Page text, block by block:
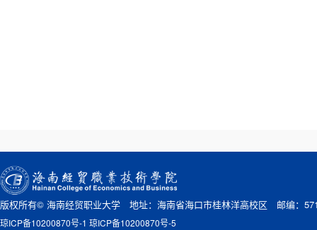
版权所有© 海南经贸职业大学 地址：海南省海口市桂林洋高校区 邮编：
琼ICP备10200870号-1 琼ICP备10200870号-5